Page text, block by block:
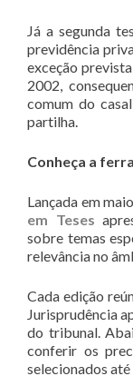
Já a segunda
previdência
exceção
2002,
comum do
partilha.
Conheça a
Lançada em
em Teses
sobre temas
relevância no
Cada edição
Jurisprudência
do tribunal.
conferir os
selecionados